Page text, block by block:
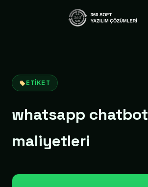
ETIKET
whatsapp chatbot
maliyetleri